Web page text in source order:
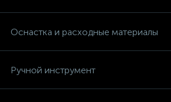
Оснастка и расходные материалы
Ручной инструмент